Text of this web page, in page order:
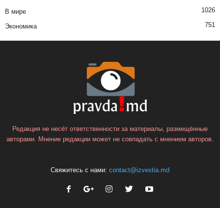
В мире 1026
Экономика 751
Редакция не несёт ответственности за материалы, размещённые
авторами. Мнение редакции может не совпадать с мнением авторов.
Свяжитесь с нами: contact@izvestia.md